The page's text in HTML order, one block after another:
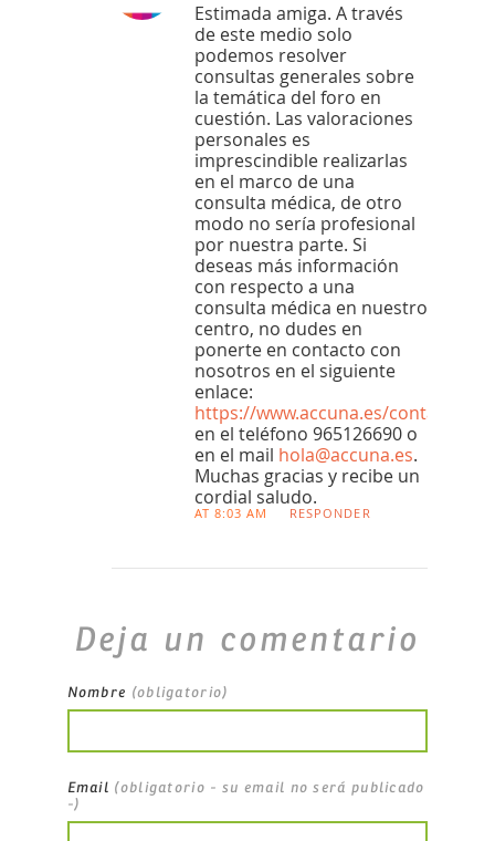
Estimada amiga. A través
de este medio solo
podemos resolver
consultas generales sobre
la temática del foro en
cuestión. Las valoraciones
personales es
imprescindible realizarlas
en el marco de una
consulta médica, de otro
modo no sería profesional
por nuestra parte. Si
deseas más información
con respecto a una
consulta médica en nuestro
centro, no dudes en
ponerte en contacto con
nosotros en el siguiente
enlace:
https://www.accuna.es/contacto
en el teléfono 965126690 o
en el mail hola@accuna.es.
Muchas gracias y recibe un
cordial saludo.
AT 8:03 AM RESPONDER
Deja un comentario
Nombre (obligatorio)
Email (obligatorio - su email no será publicado
-)